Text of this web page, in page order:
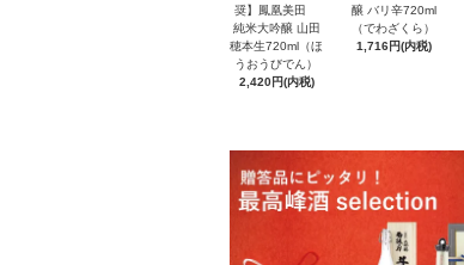
奨】鳳凰美田
純米大吟醸 山田
穂本生720ml（ほ
うおうびでん）
2,420円(内税)
醸 バリ辛720ml
（でわざくら）
1,716円(内税)